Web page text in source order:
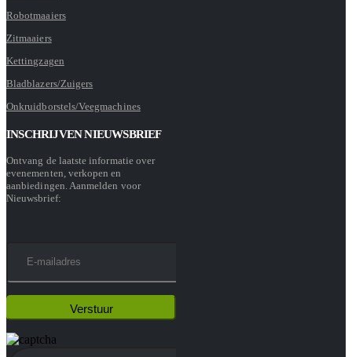
Robotmaaiers
Zitmaaiers
Kettingzagen
Bladblazers/Zuigers
Onkruidborstels/Veegmachines
INSCHRIJVEN NIEUWSBRIEF
Ontvang de laatste informatie over
evenementen, verkopen en
aanbiedingen. Aanmelden voor
Nieuwsbrief: